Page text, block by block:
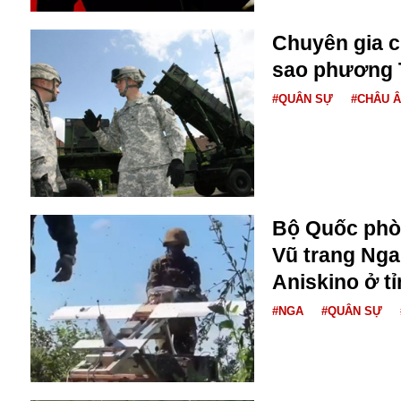
Dòng chảy phương Bắc 1
Dải Gaza
FED
Fansipan
F0
FLC
F-16
Gương sáng
Golf
Giáng sinh
GDP
Chuyên gia
sao phương
#QUÂN SỰ #CHÂU
Bộ Quốc
Vũ trang
Aniskino ở
#NGA #QUÂN SỰ